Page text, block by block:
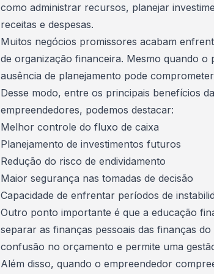
como administrar recursos, planejar
receitas e despesas.
Muitos negócios promissores acabam
de organização financeira. Mesmo quando o
ausência de planejamento pode
Desse modo, entre os principais benefícios
empreendedores, podemos destacar:
Melhor controle do fluxo de caixa
Planejamento de investimentos futuros
Redução do risco de endividamento
Maior segurança nas tomadas de decisão
Capacidade de enfrentar períodos de
Outro ponto importante é que a educação
separar as finanças pessoais das finanças
confusão no orçamento e permite uma
Além disso, quando o empreendedor